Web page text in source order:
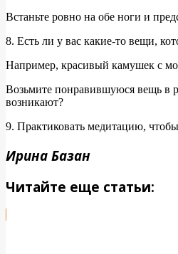
Встаньте ровно на обе ноги и
8. Есть ли у вас какие-то вещи,
Например, красивый камушек с
Возьмите понравившуюся вещь в
возникают?
9. Практиковать медитацию,
Ирина Базан
Читайте еще статьи: